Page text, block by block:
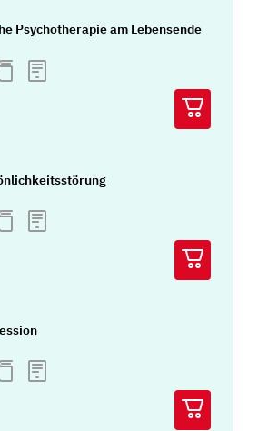
Psychotherapie am Lebensende